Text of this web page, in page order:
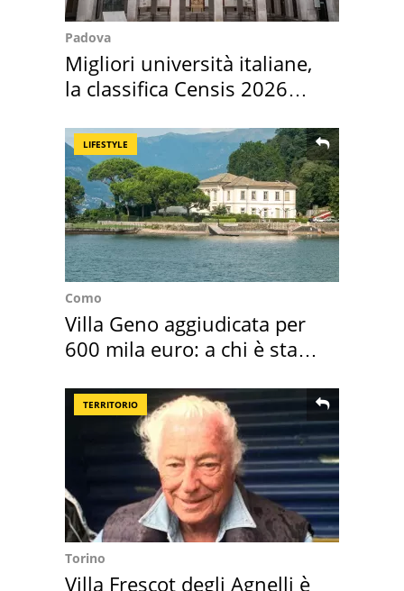
Padova
Migliori università italiane,
la classifica Censis 2026
LIFESTYLE
Como
Villa Geno aggiudicata per
600 mila euro: a chi è stata
TERRITORIO
Torino
Villa Frescot degli Agnelli è